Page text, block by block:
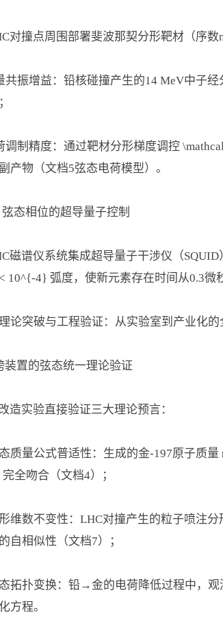
对撞点周围部署斐波那契分形靶材（序
共振增益：铅核碰撞产生的14 MeV中子
调制精度：通过靶材分形梯度调控
产物（文档5弦态电荷模型）。
弦态相位的超导量子控制
磁谱仪系统集成超导量子干涉仪（
10^{-4} 弧度，使新元素存在时间从0.3微
论突破与工程验证：从实验室到产业化的
装置的弦态统一理论验证
造实验直接验证三大理论预言：
质量公式普适性：生成的金-197原子质
完全吻合（文档4）；
维数不变性：LHC对撞产生的粒子喷注
自相似性（文档7）；
拓扑变换：铅→金的电荷降低过程中，
方程。